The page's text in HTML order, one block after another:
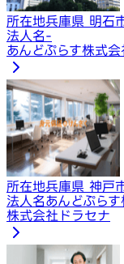
所在地兵庫県 明石
法人名-
あんどぷらす株式会
所在地兵庫県 神戸
法人名あんどぷら
株式会社ドラセナ